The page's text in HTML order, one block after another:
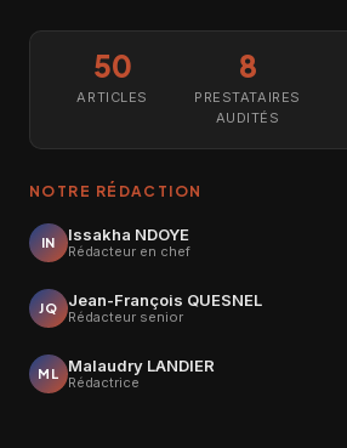
50
ARTICLES
8
PRESTATAIRES
AUDITÉS
NOTRE RÉDACTION
IN Issakha NDOYE
Rédacteur en chef
JQ Jean-François QUESNEL
Rédacteur senior
ML Malaudry LANDIER
Rédactrice